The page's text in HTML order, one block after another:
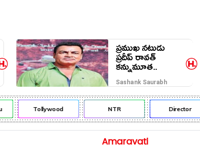
ప్రముఖ నటుడు
ప్రదీప్ రావత్
కన్నుమూత..
Sashank Saurabh
Tollywood NTR Director